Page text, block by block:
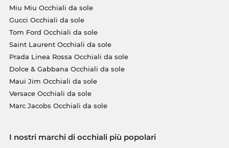
Miu Miu Occhiali da sole
Gucci Occhiali da sole
Tom Ford Occhiali da sole
Saint Laurent Occhiali da sole
Prada Linea Rossa Occhiali da sole
Dolce & Gabbana Occhiali da sole
Maui Jim Occhiali da sole
Versace Occhiali da sole
Marc Jacobs Occhiali da sole
I nostri marchi di occhiali più popolari